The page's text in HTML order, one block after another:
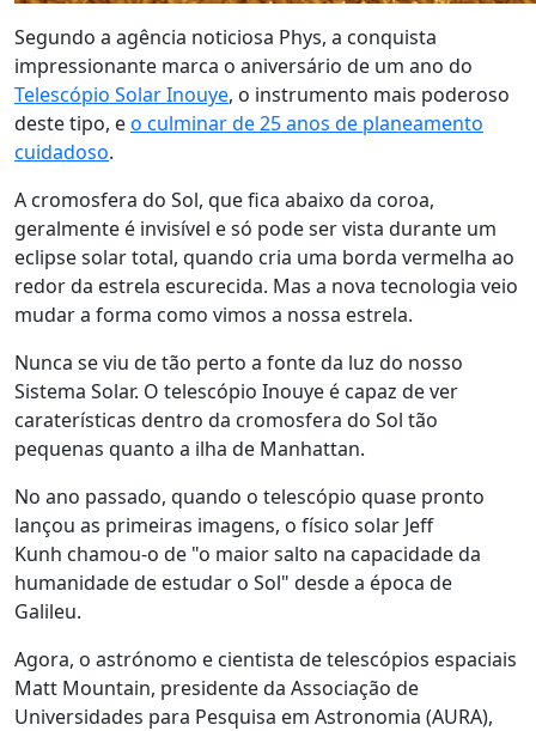
Segundo a agência noticiosa Phys, a conquista
impressionante marca o aniversário de um ano do
Telescópio Solar Inouye, o instrumento mais poderoso
deste tipo, eo culminar de 25 anos de planeamento
cuidadoso.
A cromosfera do Sol, que fica abaixo da coroa,
geralmente é invisível e só pode ser vista durante um
eclipse solar total, quando cria uma borda vermelha ao
redor da estrela escurecida. Mas a nova tecnologia veio
mudar a forma como vimos a nossa estrela.
Nunca se viu de tão perto a fonte da luz do nosso
Sistema Solar. O telescópio Inouye é capaz de ver
caraterísticas dentro da cromosfera do Sol tão
pequenas quanto a ilha de Manhattan.
No ano passado, quando o telescópio quase pronto
lançou as primeiras imagens, o físico solar Jeff
Kunh chamou-o de "o maior salto na capacidade da
humanidade de estudar o Sol" desde a época de
Galileu.
Agora, o astrónomo e cientista de telescópios espaciais
Matt Mountain, presidente da Associação de
Universidades para Pesquisa em Astronomia (AURA),